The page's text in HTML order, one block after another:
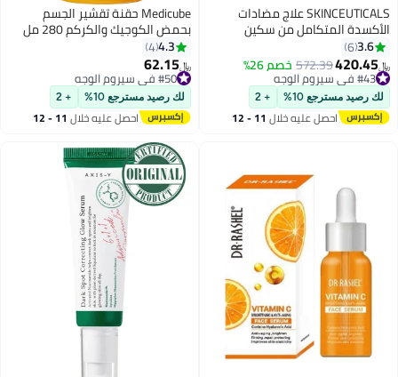
SKINCEUTICALS علاج مضادات
الأكسدة المتكامل من سكين
أونصة
3.6
6
﷼‏420.45
572.39خصم 26%
#43 في سيروم الوجه
#43 في سيروم الوجه
لك رصيد مسترجع 10% + 2
احصل عليه خلال 11 - 12
Medicube حقنة تقشير الجسم
بحمض الكوجيك والكركم 280 مل
4.3
4
﷼‏62.15
#50 في سيروم الوجه
#50 في سيروم الوجه
لك رصيد مسترجع 10% + 2
احصل عليه خلال 11 - 12